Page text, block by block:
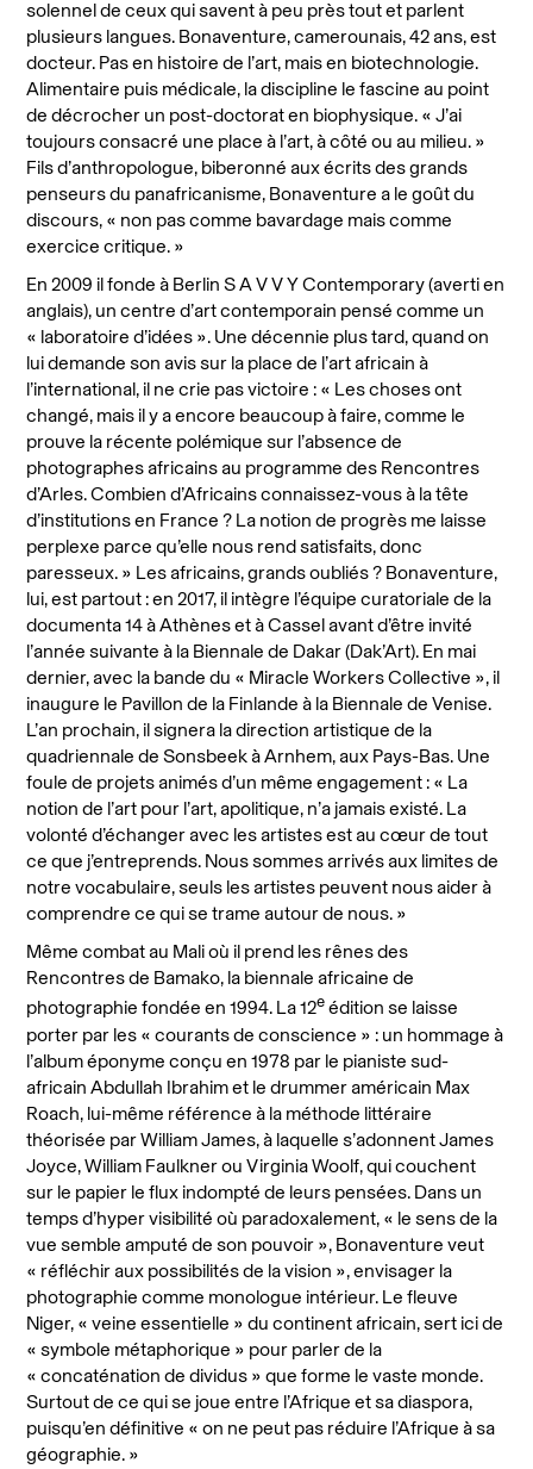
solennel de ceux qui savent à peu près tout et parlent
plusieurs langues. Bonaventure, camerounais, 42 ans, est
docteur. Pas en histoire de l’art, mais en biotechnologie.
Alimentaire puis médicale, la discipline le fascine au point
de décrocher un post-doctorat en biophysique. « J’ai
toujours consacré une place à l’art, à côté ou au milieu. »
Fils d’anthropologue, biberonné aux écrits des grands
penseurs du panafricanisme, Bonaventure a le goût du
discours, « non pas comme bavardage mais comme
exercice critique. »
En 2009 il fonde à Berlin S A V V Y Contemporary (averti en
anglais), un centre d’art contemporain pensé comme un
« laboratoire d’idées ». Une décennie plus tard, quand on
lui demande son avis sur la place de l’art africain à
l’international, il ne crie pas victoire : « Les choses ont
changé, mais il y a encore beaucoup à faire, comme le
prouve la récente polémique sur l’absence de
photographes africains au programme des Rencontres
d’Arles. Combien d’Africains connaissez-vous à la tête
d’institutions en France ? La notion de progrès me laisse
perplexe parce qu’elle nous rend satisfaits, donc
paresseux. » Les africains, grands oubliés ? Bonaventure,
lui, est partout : en 2017, il intègre l’équipe curatoriale de la
documenta 14 à Athènes et à Cassel avant d’être invité
l’année suivante à la Biennale de Dakar (Dak’Art). En mai
dernier, avec la bande du « Miracle Workers Collective », il
inaugure le Pavillon de la Finlande à la Biennale de Venise.
L’an prochain, il signera la direction artistique de la
quadriennale de Sonsbeek à Arnhem, aux Pays-Bas. Une
foule de projets animés d’un même engagement : « La
notion de l’art pour l’art, apolitique, n’a jamais existé. La
volonté d’échanger avec les artistes est au cœur de tout
ce que j’entreprends. Nous sommes arrivés aux limites de
notre vocabulaire, seuls les artistes peuvent nous aider à
comprendre ce qui se trame autour de nous. »
Même combat au Mali où il prend les rênes des
Rencontres de Bamako, la biennale africaine de
photographie fondée en 1994. La 12eédition se laisse
porter par les « courants de conscience » : un hommage à
l’album éponyme conçu en 1978 par le pianiste sud-
africain Abdullah Ibrahim et le drummer américain Max
Roach, lui-même référence à la méthode littéraire
théorisée par William James, à laquelle s’adonnent James
Joyce, William Faulkner ou Virginia Woolf, qui couchent
sur le papier le flux indompté de leurs pensées. Dans un
temps d’hyper visibilité où paradoxalement, « le sens de la
vue semble amputé de son pouvoir », Bonaventure veut
« réfléchir aux possibilités de la vision », envisager la
photographie comme monologue intérieur. Le fleuve
Niger, « veine essentielle » du continent africain, sert ici de
« symbole métaphorique » pour parler de la
« concaténation de dividus » que forme le vaste monde.
Surtout de ce qui se joue entre l’Afrique et sa diaspora,
puisqu’en définitive « on ne peut pas réduire l’Afrique à sa
géographie. »